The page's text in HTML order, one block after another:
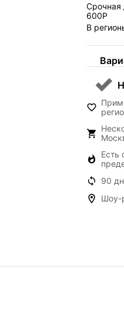
Срочная
600Р
В
Есть
90
Шоу-